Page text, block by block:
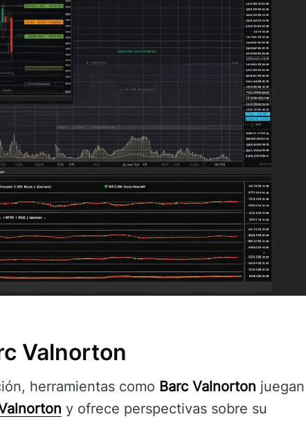
Valnorton
herramientas como Barc Valnorton juegan
y ofrece perspectivas sobre su